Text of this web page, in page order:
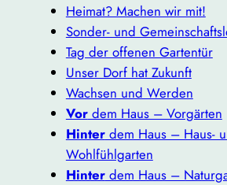
Heimat? Machen wir mit!
Sonder- und
Tag der offenen Gartentür
Unser Dorf hat Zukunft
Wachsen und Werden
Vordem Haus – Vorgärten
Hinterdem Haus – Haus-
Wohlfühlgarten
Hinterdem Haus –